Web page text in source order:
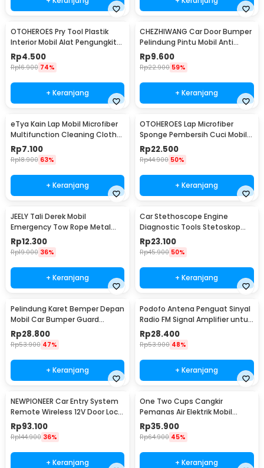
OTOHEROES Pry Tool Plastik
Interior Mobil Alat Pengungkit
Set 4 PCS - AA16
Rp4.500
Rp16.900 74%
+ Keranjang
CHEZHIWANG Car Door Bumper
Pelindung Pintu Mobil Anti
Gores 8 PCS - HT-001
Rp9.600
Rp22.900 59%
+ Keranjang
eTya Kain Lap Mobil Microfiber
Multifunction Cleaning Cloth
30x39cm - H-10
Rp7.100
Rp18.900 63%
+ Keranjang
OTOHEROES Lap Microfiber
Sponge Pembersih Cuci Mobil
Motor - TP266
Rp22.500
Rp44.900 50%
+ Keranjang
JEELY Tali Derek Mobil
Emergency Tow Rope Metal
Buckle U-Type 2.7M - JL30
Rp12.300
Rp19.000 36%
+ Keranjang
Car Stethoscope Engine
Diagnostic Tools Stetoskop
Mesin Mobil - W80582
Rp23.100
Rp45.900 50%
+ Keranjang
Pelindung Karet Bemper Depan
Mobil Car Bumper Guard
57mm 2.5M
Rp28.800
Rp53.900 47%
+ Keranjang
Podofo Antena Penguat Sinyal
Radio FM Signal Amplifier untuk
Mobil - ANT-208
Rp28.400
Rp53.900 48%
+ Keranjang
NEWPIONEER Car Entry System
Remote Wireless 12V Door Lock
Mobil - CK18
Rp93.100
Rp144.900 36%
+ Keranjang
One Two Cups Cangkir
Pemanas Air Elektrik Mobil
Travel Mug 450ml - NJ88
Rp35.900
Rp64.900 45%
+ Keranjang